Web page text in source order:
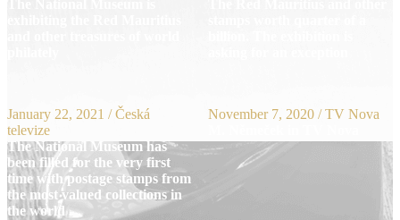
January 22, 2021 / Česká
televize
The National Museum has
been filled for the very first
time with postage stamps from
the most valued collections in
the world
November 7, 2020/ TV Nova